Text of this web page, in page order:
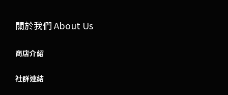
關於我們 About Us
商店介紹
社群連結